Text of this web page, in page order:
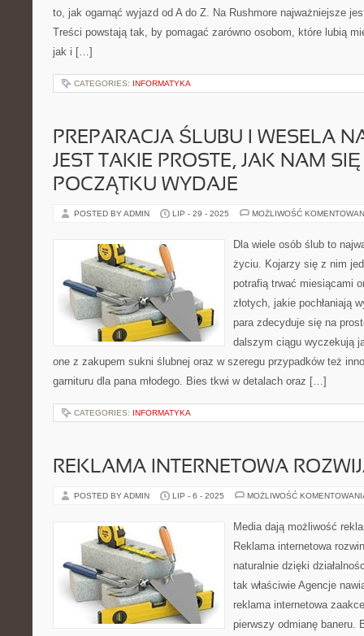
to, jak ogarnąć wyjazd od A do Z. Na Rushmore najważniejsze
Treści powstają tak, by pomagać zarówno osobom, które lubią
jak i […]
CATEGORIES: INFORMATYKA
PREPARACJA ŚLUBU I WESELA
JEST TAKIE PROSTE, JAK NAM
POCZĄTKU WYDAJE
POSTED BY ADMIN LIP - 29 - 2025 MOŻLIWOŚĆ
Dla wiele osób ślub to
życiu. Kojarzy się z nim
potrafią trwać miesiącami
złotych, jakie pochłaniają
para zdecyduje się na
dalszym ciągu wyczekują
one z zakupem sukni ślubnej oraz w szeregu przypadków też
garnituru dla pana młodego. Bies tkwi w detalach oraz […]
CATEGORIES: INFORMATYKA
REKLAMA INTERNETOWA
POSTED BY ADMIN LIP - 6 - 2025 MOŻLIWOŚĆ
Media dają możliwość
Reklama internetowa
naturalnie dzięki
tak właściwie Agencje
reklama internetowa
pierwszy odmianę baneru.